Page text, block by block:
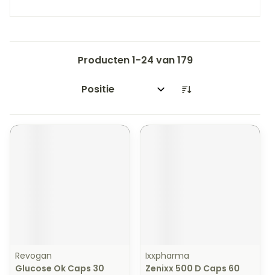
Producten1-24 van179
Sorteer op:
Revogan
Glucose Ok Caps 30
Ixxpharma
Zenixx 500 D Caps 60